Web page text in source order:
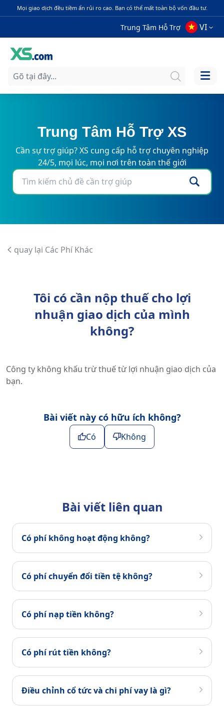
Mọi giao dịch đều tiềm ẩn rủi ro cao. Bạn có thể mất toàn bộ vốn đầu tư.
Trung Tâm Hỗ Trợ VI
Trung Tâm Hỗ Trợ XS
Cần sự trợ giúp? XS cung cấp hỗ trợ chuyên nghiệp
24/5, mọi lúc, mọi nơi trên toàn thế giới
quay lại Các Phí Khác
Tôi có cần nộp thuế cho lợi
nhuận giao dịch của mình
không?
Công ty không khấu trừ thuế từ lợi nhuận giao dịch của
bạn.
Bài viết này có hữu ích không?
Có Không
Bài viết liên quan
Có phí không hoạt động không?
Có phí chuyển đổi tiền tệ không?
Có phí nạp tiền không?
Có phí rút tiền không?
Điều chỉnh cổ tức và chi phí vay là gì?